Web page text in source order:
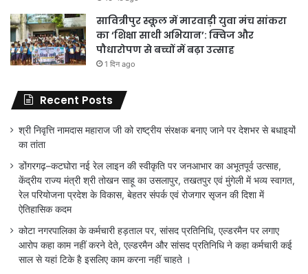
सावित्रीपुर स्कूल में मारवाड़ी युवा मंच सांकरा
का ‘शिक्षा साथी अभियान’: क्विज और
पौधारोपण से बच्चों में बढ़ा उत्साह
1 दिन ago
Recent Posts
श्री निवृत्ति नामदास महाराज जी को राष्ट्रीय संरक्षक बनाए जाने पर देशभर से बधाइयों
का तांता
डोंगरगढ़–कटघोरा नई रेल लाइन की स्वीकृति पर जनआभार का अभूतपूर्व उत्साह,
केंद्रीय राज्य मंत्री श्री तोखन साहू का उसलापुर, तखतपुर एवं मुंगेली में भव्य स्वागत,
रेल परियोजना प्रदेश के विकास, बेहतर संपर्क एवं रोजगार सृजन की दिशा में
ऐतिहासिक कदम
कोटा नगरपालिका के कर्मचारी हड़ताल पर, सांसद प्रतिनिधि, एल्डरमैन पर लगाए
आरोप कहा काम नहीं करने देते, एल्डरमैन और सांसद प्रतिनिधि ने कहा कर्मचारी कई
साल से यहां टिके है इसलिए काम करना नहीं चाहते ।